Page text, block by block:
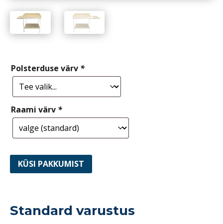
Polsterduse värv *
Raami värv *
KÜSI PAKKUMIST
Standard varustus